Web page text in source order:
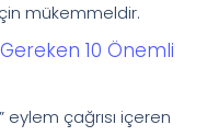
mükemmeldir.
10 Önemli
eylem çağrısı içeren